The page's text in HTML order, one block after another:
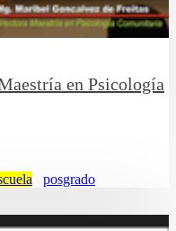
en Psicología
posgrado